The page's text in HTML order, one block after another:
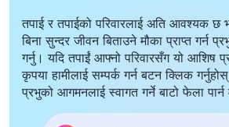
तपाई र तपाईको परिवारलाई अति आवश्यक छ
बिना सुन्दर जीवन बिताउने मौका प्राप्त गर्न
गर्नु। यदि तपाईं आफ्नो परिवारसँग यो आशिष
कृपया हामीलाई सम्पर्क गर्न बटन क्लिक
प्रभुको आगमनलाई स्वागत गर्ने बाटो फेला पार्न